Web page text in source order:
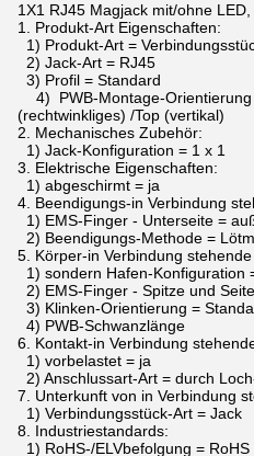
1X1 RJ45 Magjack mit/ohne
1. Produkt-Art
1) Produkt-Art =
2) Jack-Art = RJ45
3) Profil = Standard
4) PWB-Montage-
(rechtwinkliges) /Top (vertikal)
2. Mechanisches Zubehör:
1) Jack-Konfiguration = 1 x 1
3. Elektrische Eigenschaften:
1) abgeschirmt = ja
4. Beendigungs-in Verbindung
1) EMS-Finger - Unterseite =
2) Beendigungs-Methode =
5. Körper-in Verbindung
1) sondern Hafen-Konfiguration
2) EMS-Finger - Spitze und
3) Klinken-Orientierung =
4) PWB-Schwanzlänge
6. Kontakt-in Verbindung
1) vorbelastet = ja
2) Anschlussart-Art = durch
7. Unterkunft von in Verbindung
1) Verbindungsstück-Art = Jack
8. Industriestandards:
1) RoHS-/ELVbefolgung =